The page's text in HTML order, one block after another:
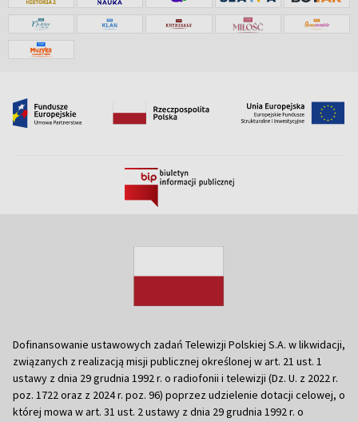
Dofinansowanie ustawowych zadań Telewizji Polskiej S.A. w likwidacji,
związanych z realizacją misji publicznej określonej w art. 21 ust. 1
ustawy z dnia 29 grudnia 1992 r. o radiofonii i telewizji (Dz. U. z 2022 r.
poz. 1722 oraz z 2024 r. poz. 96) poprzez udzielenie dotacji celowej, o
której mowa w art. 31 ust. 2 ustawy z dnia 29 grudnia 1992 r. o